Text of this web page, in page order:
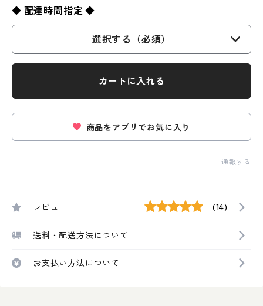
◆ 配達時間指定 ◆
選択する（必須）
カートに入れる
商品をアプリでお気に入り
通報する
レビュー (14)
送料・配送方法について
お支払い方法について